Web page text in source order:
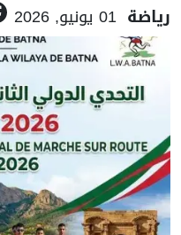
رياضة 01 يونيو, 2026